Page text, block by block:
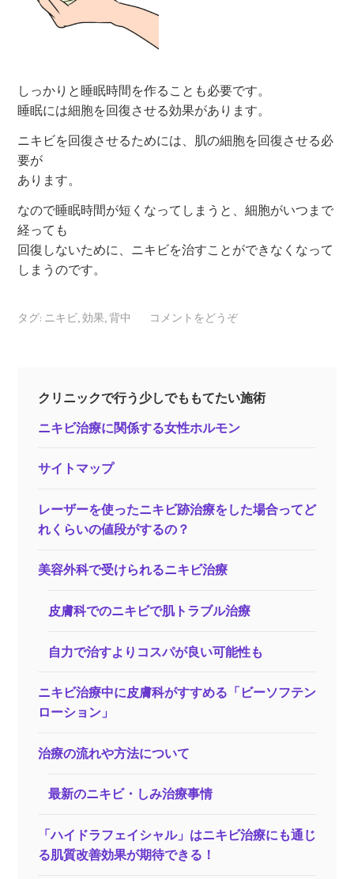
しっかりと睡眠時間を作ることも必要です。
睡眠には細胞を回復させる効果があります。
ニキビを回復させるためには、肌の細胞を回復させる必
要が
あります。
なので睡眠時間が短くなってしまうと、細胞がいつまで
経っても
回復しないために、ニキビを治すことができなくなって
しまうのです。
タグ: ニキビ,効果,背中 コメントをどうぞ
クリニックで行う少しでももてたい施術
ニキビ治療に関係する女性ホルモン
サイトマップ
レーザーを使ったニキビ跡治療をした場合ってど
れくらいの値段がするの？
美容外科で受けられるニキビ治療
皮膚科でのニキビで肌トラブル治療
自力で治すよりコスパが良い可能性も
ニキビ治療中に皮膚科がすすめる「ビーソフテン
ローション」
治療の流れや方法について
最新のニキビ・しみ治療事情
「ハイドラフェイシャル」はニキビ治療にも通じ
る肌質改善効果が期待できる！